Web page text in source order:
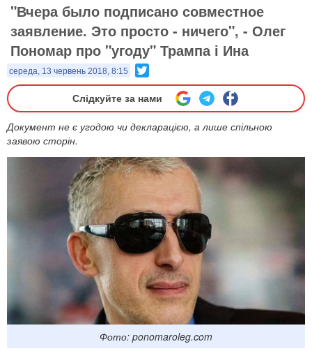
"Вчера было подписано совместное
заявление. Это просто - ничего", - Олег
Пономар про "угоду" Трампа і Ина
середа, 13 червень 2018, 8:15
Слідкуйте за нами
Документ не є угодою чи декларацією, а лише спільною
заявою сторін.
Фото: ponomaroleg.com